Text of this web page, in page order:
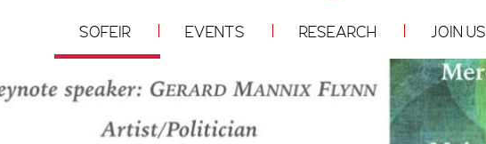
SOFEIR EVENTS RESEARCH JOIN US